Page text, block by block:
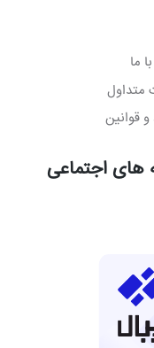
ما
متداول
قوانین
های اجتماعی